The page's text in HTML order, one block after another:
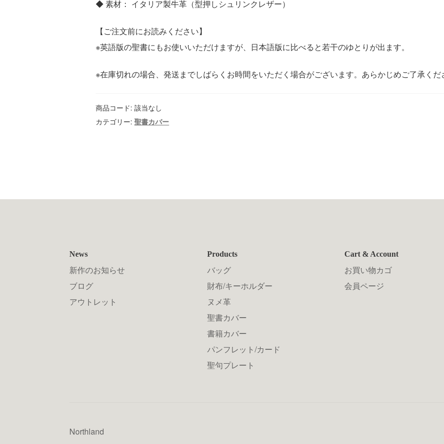
◆ 素材： イタリア製牛革（型押しシュリンクレザー）
【ご注文前にお読みください】
※英語版の聖書にもお使いいただけますが、日本語版に比べると若干のゆとりが出ます。
※在庫切れの場合、発送までしばらくお時間をいただく場合がございます。あらかじめご了承くだ
商品コード:該当なし
カテゴリー:聖書カバー
News
新作のお知らせ
ブログ
アウトレット
Products
バッグ
財布/キーホルダー
ヌメ革
聖書カバー
書籍カバー
パンフレット/カード
聖句プレート
Cart & Account
お買い物カゴ
会員ページ
Northland